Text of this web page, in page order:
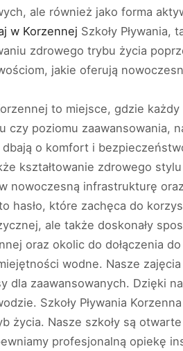
ale również jako forma
w Korzennej Szkoły
zdrowego trybu życia
jakie oferują
to miejsce, gdzie
czy poziomu zaawansowania,
o komfort i
kształtowanie zdrowego
nowoczesną infrastrukturę
hasło, które zachęca do
ale także doskonały
oraz okolic do dołączenia
wodne. Nasze
dla zaawansowanych. Dzięki
Szkoły Pływania
życia. Nasze szkoły są
profesjonalną opiekę